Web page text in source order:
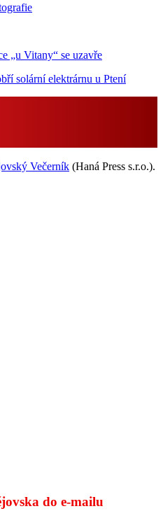
„u Vitany“ se uzavře
solární elektrárnu u Ptení
Večerník (Haná Press s.r.o.).
do e‑mailu